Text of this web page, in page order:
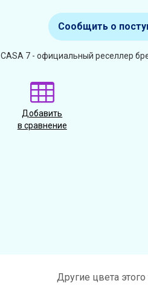
Сообщить о
CASA 7 - официальный реселлер
Добавить
в сравнение
Другие цвета этого